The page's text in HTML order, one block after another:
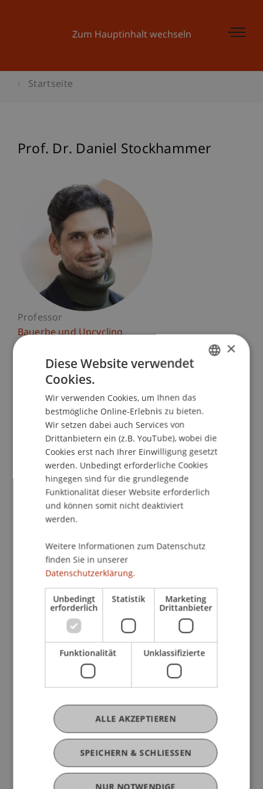
Zum Hauptinhalt wechseln
Startseite
Prof. Dr. Daniel Stockhammer
Professor
Bauerbe und Upcycling
Liechtenstein School of Architecture
Fürst-Franz-Josef-Strasse
9490 Vaduz
Liechtenstein
T. +423 265 11 49
daniel.stockhammer@uni.li
Derzeitige Tätigkeit
Werdegang
Mitgliedschaften
×
Diese Website verwendet
Cookies.
Wir verwenden Cookies, um Ihnen das
bestmögliche Online-Erlebnis zu bieten.
Wir setzen dabei auch Services von
Drittanbietern ein (z.B. YouTube), wobei die
Cookies erst nach Ihrer Einwilligung gesetzt
werden. Unbedingt erforderliche Cookies
hingegen sind für die grundlegende
Funktionalität dieser Website erforderlich
und können somit nicht deaktiviert
werden.
Weitere Informationen zum Datenschutz
finden Sie in unserer
Datenschutzerklärung.
Unbedingt
erforderlich
Statistik Marketing
Drittanbieter
Funktionalität Unklassifizierte
SPEICHERN & SCHLIESSEN
ALLE AKZEPTIEREN
NUR NOTWENDIGE